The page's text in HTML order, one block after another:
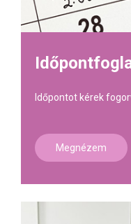
Időpontot kérek
Megnézem